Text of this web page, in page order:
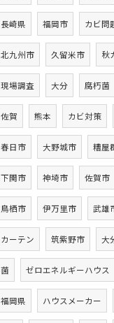
長崎県 福岡市 カビ問
北九州市 久留米市 秋
現場調査 大分 腐朽菌
佐賀 熊本 カビ対策
春日市 大野城市 糟屋
下関市 神埼市 佐賀市
鳥栖市 伊万里市 武雄
カーテン 筑紫野市 大
菌 ゼロエネルギーハウス
福岡県 ハウスメーカー